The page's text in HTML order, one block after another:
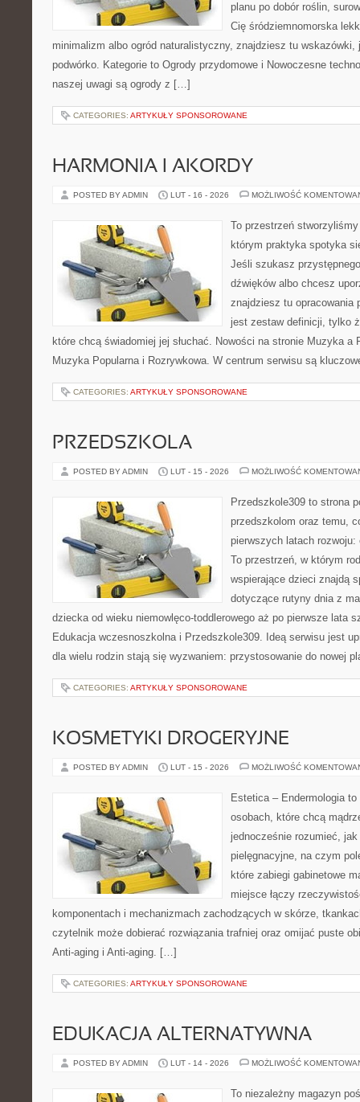
planu po dobór roślin,
Cię śródziemnomorska
minimalizm albo ogród naturalistyczny, znajdziesz tu wskazówki,
podwórko. Kategorie to Ogrody przydomowe i Nowoczesne
naszej uwagi są ogrody z […]
CATEGORIES: ARTYKUŁY SPONSOROWANE
HARMONIA I AKORDY
POSTED BY ADMIN LUT - 16 - 2026 MOŻLIWOŚĆ
To przestrzeń
którym praktyka spotyka
Jeśli szukasz
dźwięków albo chcesz
znajdziesz tu opracowania
jest zestaw definicji, tylko
które chcą świadomiej jej słuchać. Nowości na stronie Muzyka a
Muzyka Popularna i Rozrywkowa. W centrum serwisu są
CATEGORIES: ARTYKUŁY SPONSOROWANE
PRZEDSZKOLA
POSTED BY ADMIN LUT - 15 - 2026 MOŻLIWOŚĆ
Przedszkole309 to strona
przedszkolom oraz temu,
pierwszych latach
To przestrzeń, w którym
wspierające dzieci znajdą
dotyczące rutyny dnia z
dziecka od wieku niemowlęco-toddlerowego aż po pierwsze lata
Edukacja wczesnoszkolna i Przedszkole309. Ideą serwisu jest
dla wielu rodzin stają się wyzwaniem: przystosowanie do nowej
CATEGORIES: ARTYKUŁY SPONSOROWANE
KOSMETYKI DROGERYJNE
POSTED BY ADMIN LUT - 15 - 2026 MOŻLIWOŚĆ
Estetica – Endermologia
osobach, które chcą
jednocześnie rozumieć, jak
pielęgnacyjne, na czym
które zabiegi gabinetowe
miejsce łączy
komponentach i mechanizmach zachodzących w skórze,
czytelnik może dobierać rozwiązania trafniej oraz omijać puste
Anti-aging i Anti-aging. […]
CATEGORIES: ARTYKUŁY SPONSOROWANE
EDUKACJA ALTERNATYWNA
POSTED BY ADMIN LUT - 14 - 2026 MOŻLIWOŚĆ
To niezależny magazyn